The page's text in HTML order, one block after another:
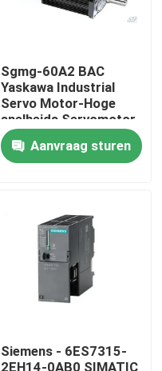
Sgmg-60A2 BAC
Yaskawa Industrial
Servo Motor-Hoge
snelheids Servomotor
6000W
Aanvraag sturen
Siemens - 6ES7315-
2EH14-0AB0 SIMATIC